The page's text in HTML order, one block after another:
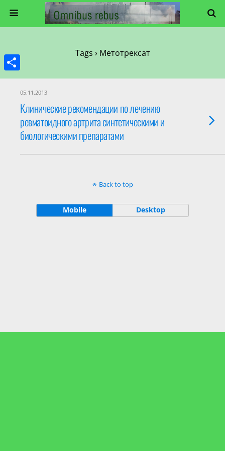
Tags › Метотрексат
05.11.2013
Клинические рекомендации по лечению
ревматоидного артрита синтетическими и
биологическими препаратами
Back to top
Mobile Desktop
Share